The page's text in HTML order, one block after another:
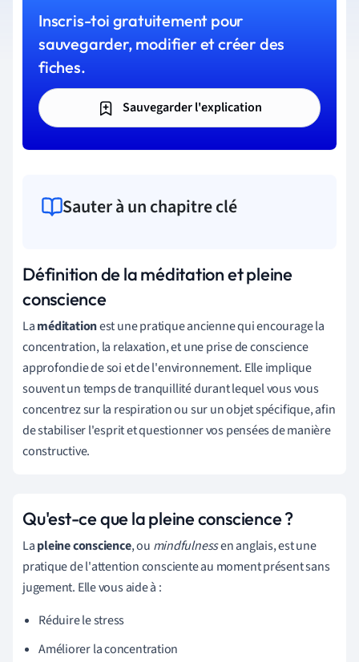
Inscris-toi gratuitement pour
sauvegarder, modifier et créer des
fiches.
Sauvegarder l'explication
Sauter à un chapitre clé
Définition de la méditation et pleine
conscience
Laméditationest une pratique ancienne qui encourage la
concentration, la relaxation, et une prise de conscience
approfondie de soi et de l'environnement. Elle implique
souvent un temps de tranquillité durant lequel vous vous
concentrez sur la respiration ou sur un objet spécifique, afin
de stabiliser l'esprit et questionner vos pensées de manière
constructive.
Qu'est-ce que la pleine conscience ?
Lapleine conscience, ou mindfulnessen anglais, est une
pratique de l'attention consciente au moment présent sans
jugement. Elle vous aide à :
Réduire le stress
Améliorer la concentration